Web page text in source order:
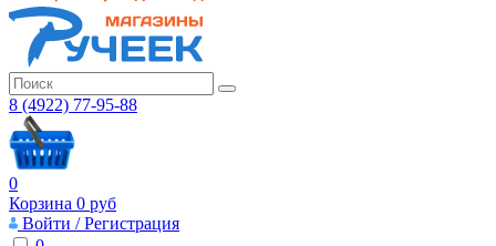
8 (4922) 77-95-88
0
Корзина 0 руб
Войти / Регистрация